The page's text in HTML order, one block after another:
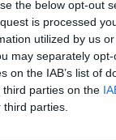
the below opt-out
is processed
utilized by us
may separately
on the IAB’s list of
parties on the
parties.
εικόνας της
με